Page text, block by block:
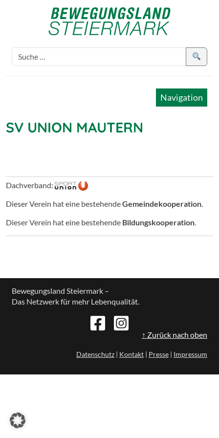
Navigation
SV UNION MAUTERN
Dachverband:
Dieser Verein hat eine bestehendeGemeindekooperation
Dieser Verein hat eine bestehende Bildungskooperation
Bewegungsland Steiermark –
Das Netzwerk für mehr Lebenqualität.
↑ Zurück nach oben
Datenschutz | Kontakt | Presse | Impressum